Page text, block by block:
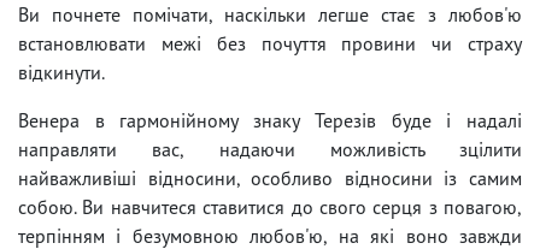
Ви почнете помічати, наскільки легше стає з любов'ю
встановлювати межі без почуття провини чи страху
відкинути.
Венера в гармонійному знаку Терезів буде і надалі
направляти вас, надаючи можливість зцілити
найважливіші відносини, особливо відносини із самим
собою. Ви навчитеся ставитися до свого серця з повагою,
терпінням і безумовною любов'ю, на які воно завжди